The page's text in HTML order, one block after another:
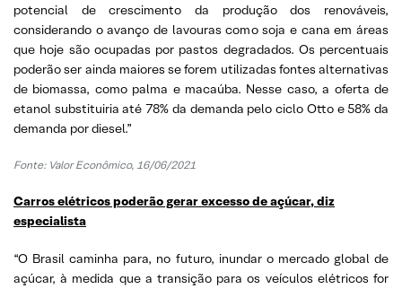
potencial de crescimento da produção dos renováveis,
considerando o avanço de lavouras como soja e cana em áreas
que hoje são ocupadas por pastos degradados. Os percentuais
poderão ser ainda maiores se forem utilizadas fontes alternativas
de biomassa, como palma e macaúba. Nesse caso, a oferta de
etanol substituiria até 78% da demanda pelo ciclo Otto e 58% da
demanda por diesel.”
Fonte: Valor Econômico, 16/06/2021
Carros elétricos poderão gerar excesso de açúcar, diz
especialista
“O Brasil caminha para, no futuro, inundar o mercado global de
açúcar, à medida que a transição para os veículos elétricos for